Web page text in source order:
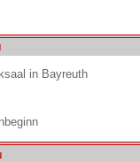
in Bayreuth